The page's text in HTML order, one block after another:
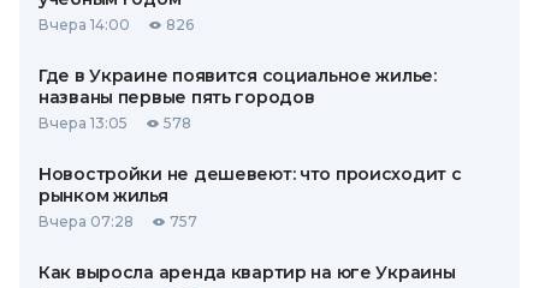
Вчера 14:00 826
Где в Украине появится социальное жилье:
названы первые пять городов
Вчера 13:05 578
Новостройки не дешевеют: что происходит с
рынком жилья
Вчера 07:28 757
Как выросла аренда квартир на юге Украины